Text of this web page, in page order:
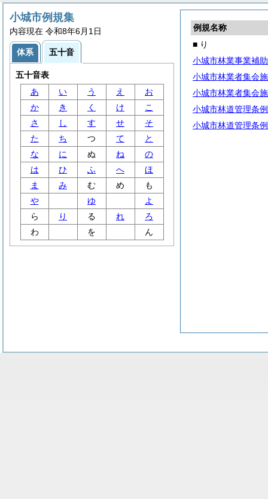
例規名称
■ り
小城市林業事業補
小城市林業者集会
小城市林業者集会
小城市林道管理条例
小城市林道管理条
小城市例規集
内容現在 令和8年6月1日
体系 五十音
五十音表
あ
い う え
お
か
き く け
こ
さ
し す せ
そ
た
ち つ て
と
な
に ぬ ね
の
は
ひ ふ へ
ほ
ま
み む め
も
や
ゆ
よ
ら
り る れ
ろ
わ
を ん